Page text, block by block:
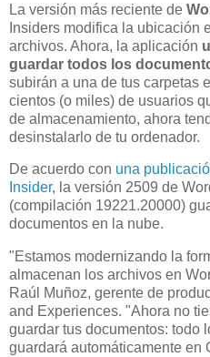
La versión más reciente de
Insiders modifica la ubicación
archivos. Ahora, la aplicación
guardar todos los
subirán a una de tus carpetas
cientos (o miles) de usuarios
de almacenamiento, ahora
desinstalarlo de tu ordenador.
De acuerdo con una
Insider, la versión 2509 de
(compilación 19221.20000)
documentos en la nube.
"Estamos modernizando la
almacenan los archivos en
Raúl Muñoz, gerente de
and Experiences. "Ahora no
guardar tus documentos: todo
guardará automáticamente en